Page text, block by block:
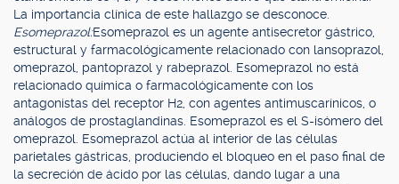
La importancia clínica de este hallazgo se desconoce.
Esomeprazol:Esomeprazol es un agente antisecretor gástrico,
estructural y farmacológicamente relacionado con lansoprazol,
omeprazol, pantoprazol y rabeprazol. Esomeprazol no está
relacionado química o farmacológicamente con los
antagonistas del receptor H2, con agentes antimuscarínicos, o
análogos de prostaglandinas. Esomeprazol es el S-isómero del
omeprazol. Esomeprazol actúa al interior de las células
parietales gástricas, produciendo el bloqueo en el paso final de
la secreción de ácido por las células, dando lugar a una